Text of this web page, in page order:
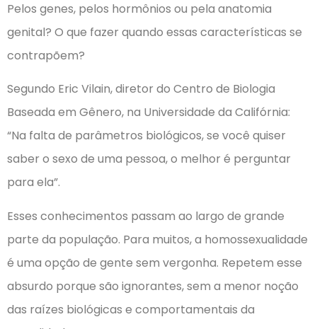
Pelos genes, pelos hormônios ou pela anatomia
genital? O que fazer quando essas características se
contrapõem?
Segundo Eric Vilain, diretor do Centro de Biologia
Baseada em Gênero, na Universidade da Califórnia:
“Na falta de parâmetros biológicos, se você quiser
saber o sexo de uma pessoa, o melhor é perguntar
para ela”.
Esses conhecimentos passam ao largo de grande
parte da população. Para muitos, a homossexualidade
é uma opção de gente sem vergonha. Repetem esse
absurdo porque são ignorantes, sem a menor noção
das raízes biológicas e comportamentais da